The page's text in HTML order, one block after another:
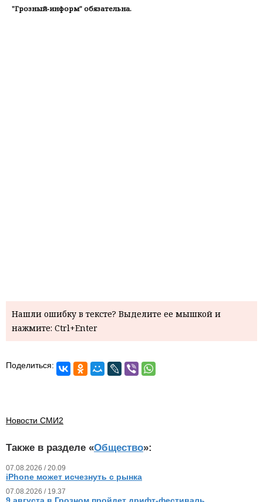
"Грозный-информ" обязательна.
Нашли ошибку в тексте? Выделите ее мышкой и
нажмите: Ctrl+Enter
Поделиться:
Новости СМИ2
Также в разделе «Общество»:
07.08.2026 / 20.09
iPhone может исчезнуть с рынка
07.08.2026 / 19.37